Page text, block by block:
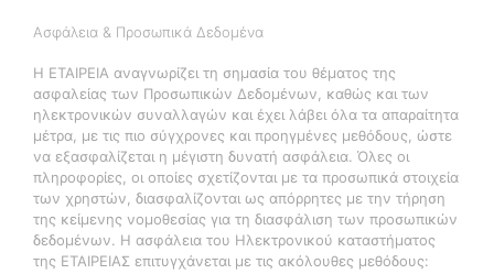
Ασφάλεια & Προσωπικά Δεδομένα
H ΕΤΑΙΡΕΙΑ αναγνωρίζει τη σημασία του θέματος της
ασφαλείας των Προσωπικών Δεδομένων, καθώς και των
ηλεκτρονικών συναλλαγών και έχει λάβει όλα τα απαραίτητα
μέτρα, με τις πιο σύγχρονες και προηγμένες μεθόδους, ώστε
να εξασφαλίζεται η μέγιστη δυνατή ασφάλεια. Όλες οι
πληροφορίες, οι οποίες σχετίζονται με τα προσωπικά στοιχεία
των χρηστών, διασφαλίζονται ως απόρρητες με την τήρηση
της κείμενης νομοθεσίας για τη διασφάλιση των προσωπικών
δεδομένων. Η ασφάλεια του Ηλεκτρονικού καταστήματος
της ΕΤΑΙΡΕΙΑΣ επιτυγχάνεται με τις ακόλουθες μεθόδους: